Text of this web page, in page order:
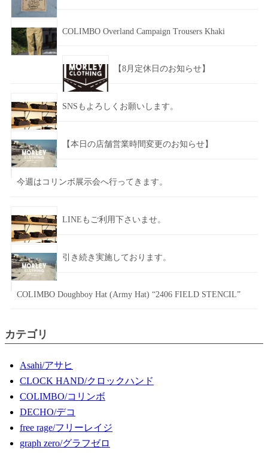
COLIMBO Overland Campaign Trousers Khaki
【8月定休日のお知らせ】
SNSもよろしくお願いします。
【本日の店舗営業時間変更のお知らせ】
今週はコリンボ展示会へ行ってきます。
LINEもご利用下さいませ。
引き続き実施しております。
COLIMBO Doughboy Hat (Army Hat) “2406 FIELD STENCIL”
カテゴリ
Asahi/アサヒ
CLOCK HAND/クロックハンド
COLIMBO/コリンボ
DECHO/デコ
free rage/フリーレイジ
graph zero/グラフゼロ